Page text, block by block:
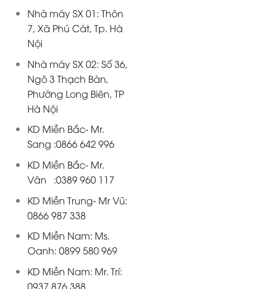
Nhà máy SX 01: Thôn
7, Xã Phú Cát, Tp. Hà
Nội
Nhà máy SX 02: Số 36,
Ngõ 3 Thạch Bàn,
Phường Long Biên, TP
Hà Nội
KD Miền Bắc- Mr.
Sang :0866 642 996
KD Miền Bắc- Mr.
Vân :0389 960 117
KD Miền Trung- Mr Vũ:
0866 987 338
KD Miền Nam: Ms.
Oanh: 0899 580 969
KD Miền Nam: Mr. Trí:
0937 876 388